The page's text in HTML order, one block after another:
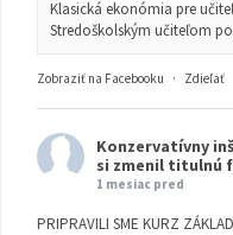
Klasická ekonómia pre
Stredoškolským učiteľom
Zobraziť na Facebooku · Zdieľať
Konzervatívny
si zmenil titulnú
1 mesiac pred
PRIPRAVILI SME KURZ